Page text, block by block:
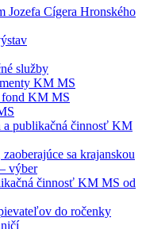
Jozefa Cígera Hronského
služby
KM MS
KM MS
a publikačná činnosť KM
sa krajanskou
výber
činnosť KM MS od
do ročenky